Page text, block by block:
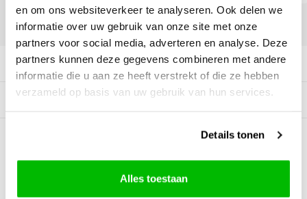
en om ons websiteverkeer te analyseren. Ook delen we
informatie over uw gebruik van onze site met onze
partners voor social media, adverteren en analyse. Deze
partners kunnen deze gegevens combineren met andere
informatie die u aan ze heeft verstrekt of die ze hebben
verzameld op basis van uw gebruik van hun services.
Details tonen
Alles toestaan
DELEN:
Productomschrijving
Gerelateerde producten
BEOORDELINGEN